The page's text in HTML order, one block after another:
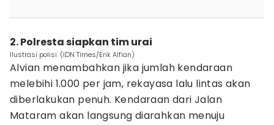
2. Polresta siapkan tim urai
Ilustrasi polisi. (IDN Times/Erik Alfian)
Alvian menambahkan jika jumlah kendaraan
melebihi 1.000 per jam, rekayasa lalu lintas akan
diberlakukan penuh. Kendaraan dari Jalan
Mataram akan langsung diarahkan menuju